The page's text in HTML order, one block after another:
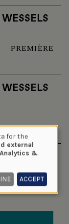
PREMIÈRE
UTRECHT
for the
external
&
ACCEPT